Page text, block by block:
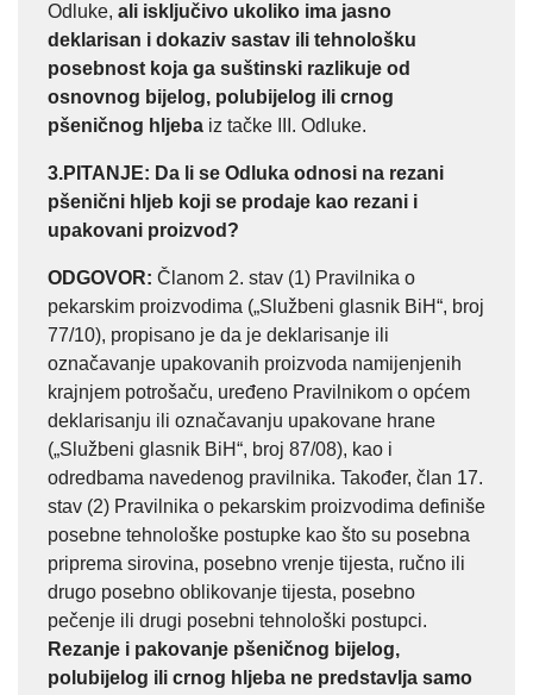
Odluke, ali isključivo ukoliko ima jasno
deklarisan i dokaziv sastav ili tehnološku
posebnost koja ga suštinski razlikuje od
osnovnog bijelog, polubijelog ili crnog
pšeničnog hljeba iz tačke III. Odluke.
3.PITANJE: Da li se Odluka odnosi na rezani
pšenični hljeb koji se prodaje kao rezani i
upakovani proizvod?
ODGOVOR: Članom 2. stav (1) Pravilnika o
pekarskim proizvodima („Službeni glasnik BiH“, broj
77/10), propisano je da je deklarisanje ili
označavanje upakovanih proizvoda namijenjenih
krajnjem potrošaču, uređeno Pravilnikom o općem
deklarisanju ili označavanju upakovane hrane
(„Službeni glasnik BiH“, broj 87/08), kao i
odredbama navedenog pravilnika. Također, član 17.
stav (2) Pravilnika o pekarskim proizvodima definiše
posebne tehnološke postupke kao što su posebna
priprema sirovina, posebno vrenje tijesta, ručno ili
drugo posebno oblikovanje tijesta, posebno
pečenje ili drugi posebni tehnološki postupci.
Rezanje i pakovanje pšeničnog bijelog,
polubijelog ili crnog hljeba ne predstavlja samo